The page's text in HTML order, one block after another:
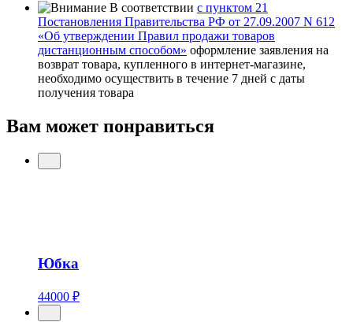
В соответствии с пунктом 21
Постановления Правительства РФ от 27.09.2007 N 612
«Об утверждении Правил продажи товаров
дистанционным способом» оформление заявления на
возврат товара, купленного в интернет-магазине,
необходимо осуществить в течение 7 дней с даты
получения товара
Вам может понравиться
Юбка
44000 ₽